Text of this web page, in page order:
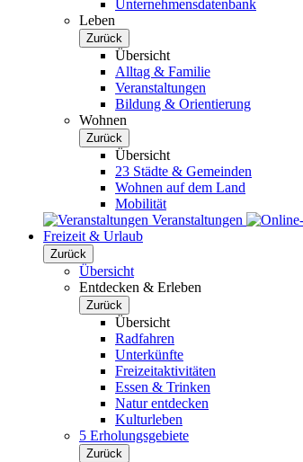
Unternehmensdatenbank
Leben
Zurück
Übersicht
Alltag & Familie
Veranstaltungen
Bildung & Orientierung
Wohnen
Zurück
Übersicht
23 Städte & Gemeinden
Wohnen auf dem Land
Mobilität
Veranstaltungen
Freizeit & Urlaub
Zurück
Übersicht
Entdecken & Erleben
Zurück
Übersicht
Radfahren
Unterkünfte
Freizeitaktivitäten
Essen & Trinken
Natur entdecken
Kulturleben
5 Erholungsgebiete
Zurück